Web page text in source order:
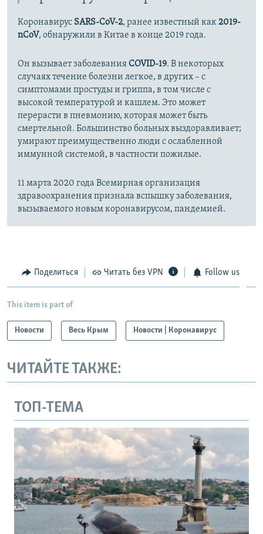
Коронавирус SARS-CoV-2, ранее известный как2019-
nCoV, обнаружили в Китае в конце 2019 года.
Он вызывает заболеванияCOVID-19. В некоторых
случаях течение болезни легкое, в других – с
симптомами простуды и гриппа, в том числе с
высокой температурой и кашлем. Это может
перерасти в пневмонию, которая может быть
смертельной. Большинство больных выздоравливает;
умирают преимущественно люди с ослабленной
иммунной системой, в частности пожилые.
11 марта 2020 года Всемирная организация
здравоохранения признала вспышку заболевания,
вызываемого новым коронавирусом, пандемией.
Поделиться Читать без VPN Follow us
This item is part of
Новости Весь Крым Новости | Коронавирус
ЧИТАЙТЕ ТАКЖЕ:
ТОП-ТЕМА